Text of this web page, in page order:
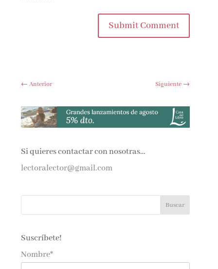
Submit Comment
←Anterior Siguiente→
Si quieres contactar con nosotras…
lectoralector@gmail.com
Suscríbete!
Nombre*